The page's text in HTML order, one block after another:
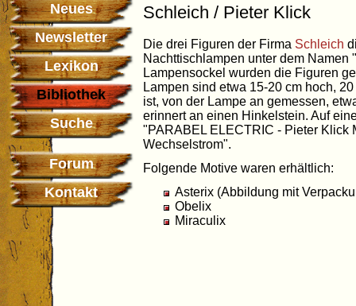
Neues
Newsletter
Lexikon
Bibliothek
Suche
Forum
Kontakt
Schleich / Pieter Klick
Die drei Figuren der Firma Schleich
Nachttischlampen unter dem Namen
Lampensockel wurden die Figuren
Lampen sind etwa 15-20 cm hoch,
ist, von der Lampe an gemessen,
erinnert an einen Hinkelstein. Auf
"PARABEL ELECTRIC - Pieter Klick
Wechselstrom".
Folgende Motive waren erhältlich:
Asterix (Abbildung mit
Obelix
Miraculix